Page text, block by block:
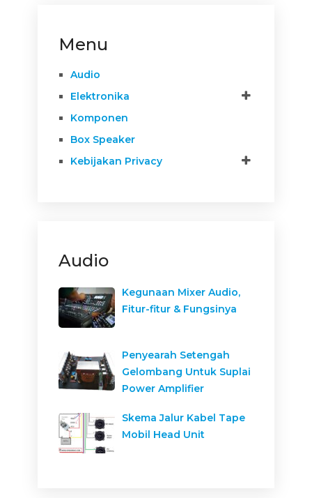
Menu
Audio
Elektronika
Komponen
Box Speaker
Kebijakan Privacy
Audio
Kegunaan Mixer Audio,
Fitur-fitur & Fungsinya
Penyearah Setengah
Gelombang Untuk Suplai
Power Amplifier
Skema Jalur Kabel Tape
Mobil Head Unit